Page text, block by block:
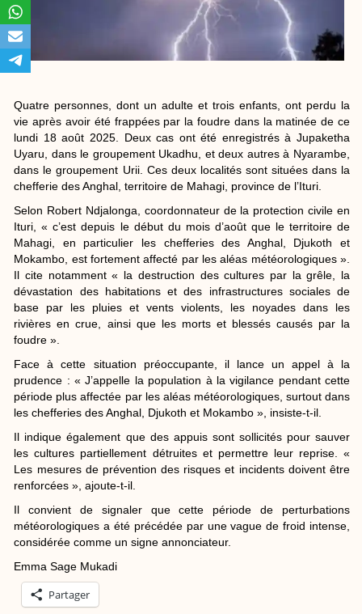
Quatre personnes, dont un adulte et trois enfants, ont perdu la
vie après avoir été frappées par la foudre dans la matinée de ce
lundi 18 août 2025. Deux cas ont été enregistrés à Jupaketha
Uyaru, dans le groupement Ukadhu, et deux autres à Nyarambe,
dans le groupement Urii. Ces deux localités sont situées dans la
chefferie des Anghal, territoire de Mahagi, province de l’Ituri.
Selon Robert Ndjalonga, coordonnateur de la protection civile en
Ituri, « c’est depuis le début du mois d’août que le territoire de
Mahagi, en particulier les chefferies des Anghal, Djukoth et
Mokambo, est fortement affecté par les aléas météorologiques ».
Il cite notamment « la destruction des cultures par la grêle, la
dévastation des habitations et des infrastructures sociales de
base par les pluies et vents violents, les noyades dans les
rivières en crue, ainsi que les morts et blessés causés par la
foudre ».
Face à cette situation préoccupante, il lance un appel à la
prudence : « J’appelle la population à la vigilance pendant cette
période plus affectée par les aléas météorologiques, surtout dans
les chefferies des Anghal, Djukoth et Mokambo », insiste-t-il.
Il indique également que des appuis sont sollicités pour sauver
les cultures partiellement détruites et permettre leur reprise. «
Les mesures de prévention des risques et incidents doivent être
renforcées », ajoute-t-il.
Il convient de signaler que cette période de perturbations
météorologiques a été précédée par une vague de froid intense,
considérée comme un signe annonciateur.
Emma Sage Mukadi
Partager